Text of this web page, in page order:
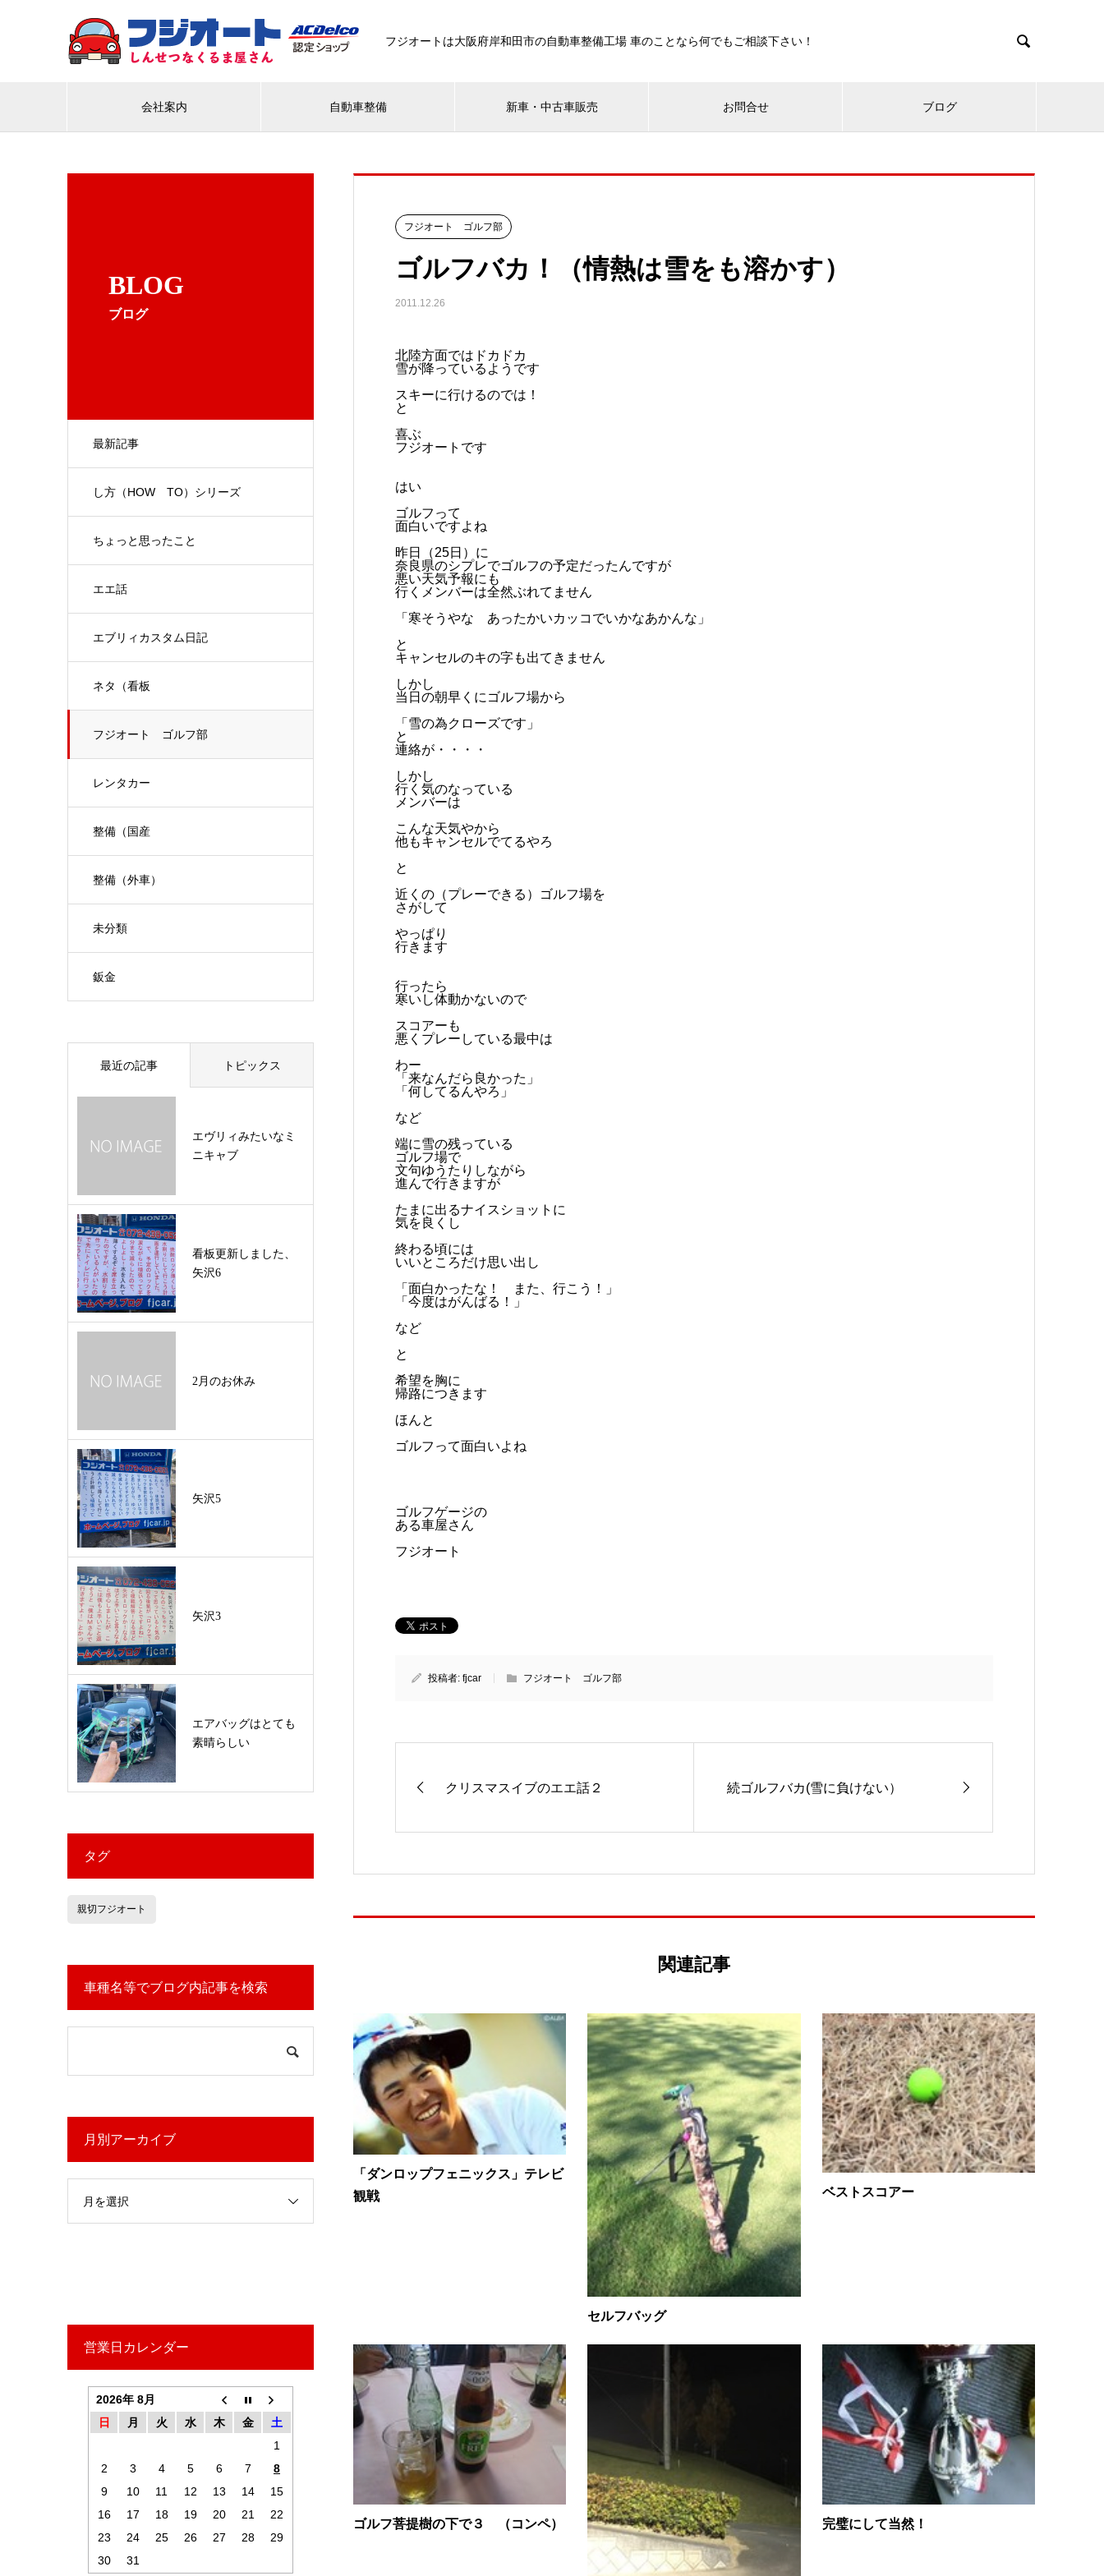
フジオートは大阪府岸和田市の自動車整備工場 車のことなら何でもご相談下さい！ 
会社案内 自動車整備 新車・中古車販売 お問合せ ブログ
BLOG
ブログ
最新記事
し方（HOW TO）シリーズ
ちょっと思ったこと
エエ話
エブリィカスタム日記
ネタ（看板
フジオート ゴルフ部
レンタカー
整備（国産
整備（外車）
未分類
鈑金
フジオート ゴルフ部
ゴルフバカ！（情熱は雪をも溶かす）
2011.12.26
北陸方面ではドカドカ
雪が降っているようです
スキーに行けるのでは！
と
喜ぶ
フジオートです
はい
ゴルフって
面白いですよね
昨日（25日）に
奈良県のシプレでゴルフの予定だったんですが
悪い天気予報にも
行くメンバーは全然ぶれてません
「寒そうやな あったかいカッコでいかなあかんな」
と
キャンセルのキの字も出てきません
しかし
当日の朝早くにゴルフ場から
「雪の為クローズです」
と
連絡が・・・・
しかし
行く気のなっている
メンバーは
こんな天気やから
他もキャンセルでてるやろ
と
近くの（プレーできる）ゴルフ場を
さがして
やっぱり
行きます
行ったら
寒いし体動かないので
スコアーも
悪くプレーしている最中は
わー
「来なんだら良かった」
「何してるんやろ」
など
端に雪の残っている
ゴルフ場で
文句ゆうたりしながら
進んで行きますが
たまに出るナイスショットに
気を良くし
終わる頃には
いいところだけ思い出し
「面白かったな！ また、行こう！」
「今度はがんばる！」
など
と
希望を胸に
帰路につきます
ほんと
ゴルフって面白いよね
ゴルフゲージの
ある車屋さん
フジオート
投稿者: fjcar フジオート ゴルフ部
クリスマスイブのエエ話２ 続ゴルフバカ(雪に負けない）
関連記事
「ダンロップフェニックス」テレビ
観戦
セルフバッグ
ベストスコアー
ゴルフ菩提樹の下で３ （コンペ） 完璧にして当然！
最近の記事 トピックス
エヴリィみたいなミ
ニキャブ
看板更新しました、
矢沢6
2月のお休み
矢沢5
矢沢3
エアバッグはとても
素晴らしい
タグ
親切フジオート
車種名等でブログ内記事を検索
月別アーカイブ
月を選択
営業日カレンダー
2026年 8月
日
月 火 水 木 金
土
1
2
3 4 5 6 7
8
9
10 11 12 13 14
15
16
17 18 19 20 21
22
23
24 25 26 27 28
29
30
31